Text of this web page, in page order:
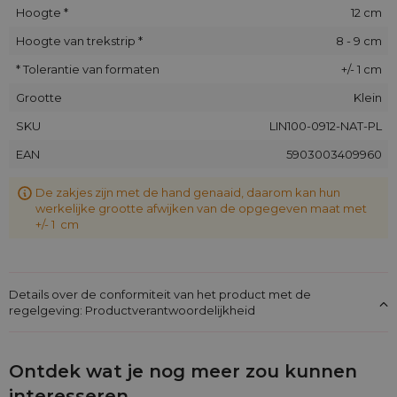
Hoogte *
12 cm
Hoogte van trekstrip *
8 - 9 cm
* Tolerantie van formaten
+/- 1 cm
Grootte
Klein
SKU
LIN100-0912-NAT-PL
EAN
5903003409960
De zakjes zijn met de hand genaaid, daarom kan hun
werkelijke grootte afwijken van de opgegeven maat met
+/- 1 cm
Details over de conformiteit van het product met de
regelgeving: Productverantwoordelijkheid
Ontdek wat je nog meer zou kunnen